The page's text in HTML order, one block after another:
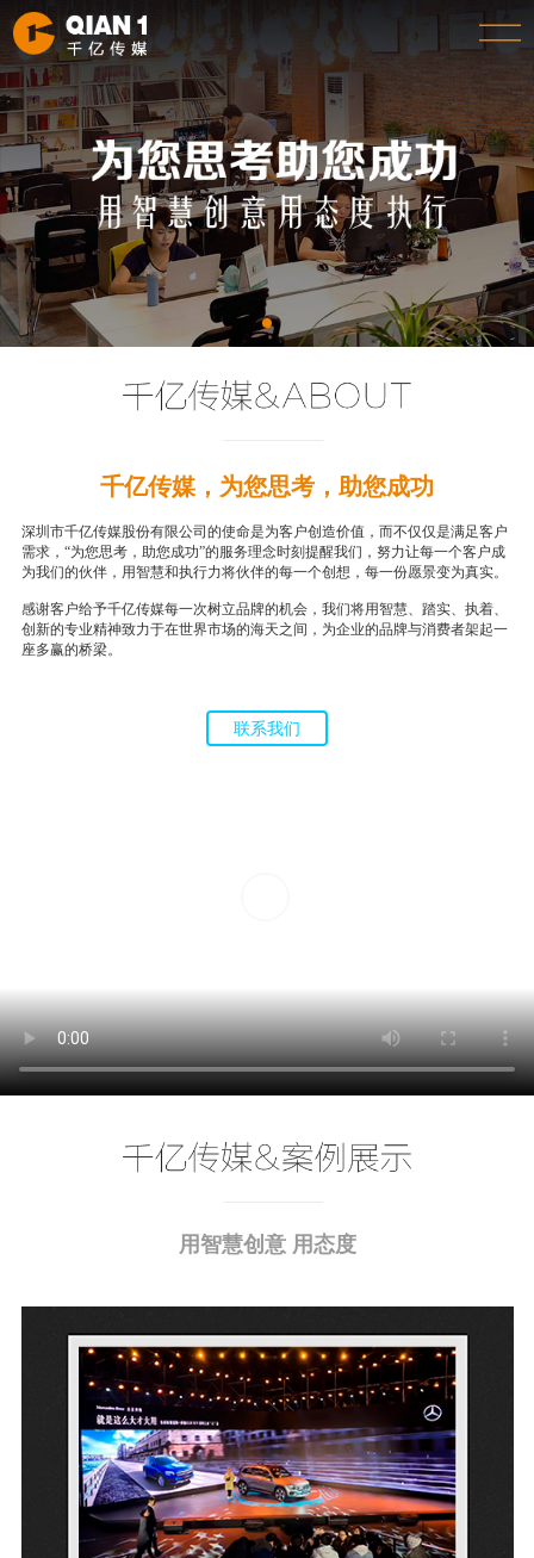
千亿传媒，为您思考，助您成功
深圳市千亿传媒股份有限公司的使命是为客户创造价值，而不仅仅是满足客户
需求，“为您思考，助您成功”的服务理念时刻提醒我们，努力让每一个客户成
为我们的伙伴，用智慧和执行力将伙伴的每一个创想，每一份愿景变为真实。
感谢客户给予千亿传媒每一次树立品牌的机会，我们将用智慧、踏实、执着、
创新的专业精神致力于在世界市场的海天之间，为企业的品牌与消费者架起一
座多赢的桥梁。
联系我们
用智慧创意 用态度